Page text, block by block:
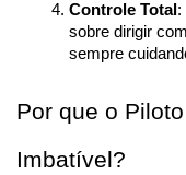
Controle Total :
sobre dirigir
sempre
Por que o
Imbatível?